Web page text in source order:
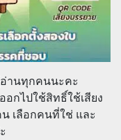
านทุกคนนะคะ
อกไปใช้สิทธิ์ใช้เสียง
เลือกคนที่ใช่ และ